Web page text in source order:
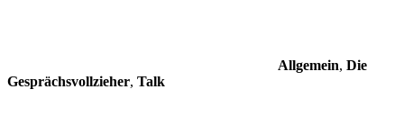
Allgemein, Die
Gesprächsvollzieher, Talk